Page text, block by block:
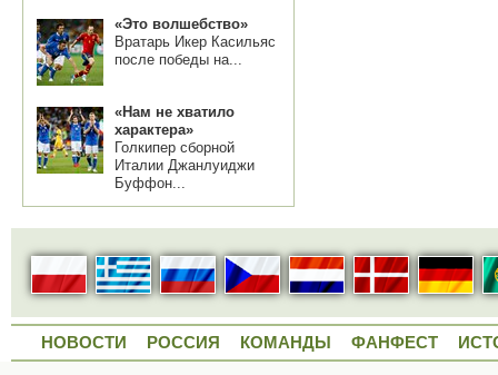
«Это волшебство»
Вратарь Икер Касильяс
после победы на...
«Нам не хватило
характера»
Голкипер сборной
Италии Джанлуиджи
Буффон...
НОВОСТИ РОССИЯ КОМАНДЫ ФАНФЕСТ